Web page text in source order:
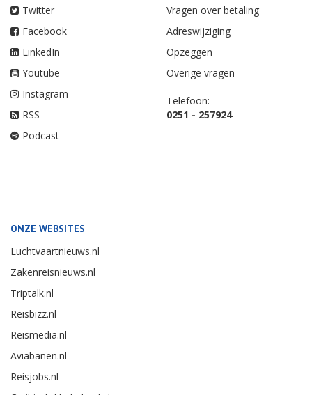
Twitter
Facebook
LinkedIn
Youtube
Instagram
RSS
Podcast
Vragen over betaling
Adreswijziging
Opzeggen
Overige vragen
Telefoon:
0251 - 257924
ONZE WEBSITES
Luchtvaartnieuws.nl
Zakenreisnieuws.nl
Triptalk.nl
Reisbizz.nl
Reismedia.nl
Aviabanen.nl
Reisjobs.nl